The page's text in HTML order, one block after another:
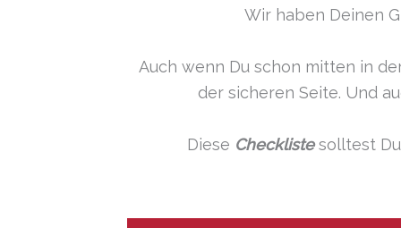
Wir haben Deinen
Auch wenn Du schon mitten in
der sicheren Seite. Und
Diese Checklistesolltest Du